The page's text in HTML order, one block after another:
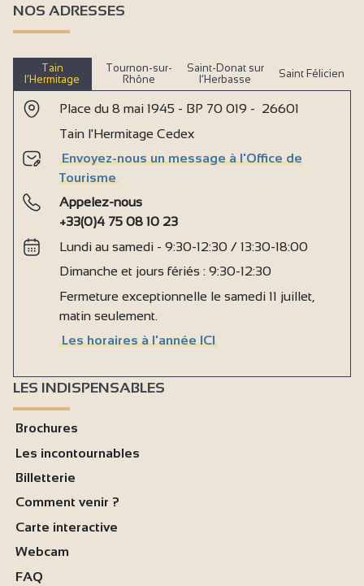
NOS ADRESSES
Tain
l’Hermitage
Tournon-sur-
Rhône
Saint-Donat sur
l’Herbasse
Saint Félicien
Place du 8 mai 1945 - BP 70 019 - 26601
Tain l'Hermitage Cedex
Envoyez-nous un message à l'Office de
Tourisme
Appelez-nous
+33(0)4 75 08 10 23
Lundi au samedi - 9:30-12:30 / 13:30-18:00
Dimanche et jours fériés : 9:30-12:30
Fermeture exceptionnelle le samedi 11 juillet,
matin seulement.
Les horaires à l'année ICI
LES INDISPENSABLES
Brochures
Les incontournables
Billetterie
Comment venir ?
Carte interactive
Webcam
FAQ